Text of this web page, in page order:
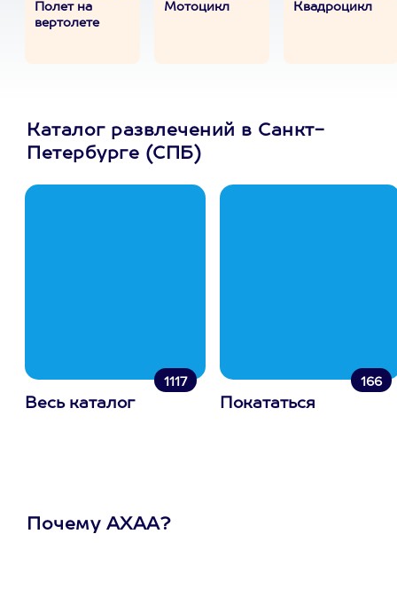
Полет на
вертолете
Мотоцикл
Квадроцикл
Каталог развлечений в Санкт-
Петербурге (СПБ)
1117
Весь каталог
166
Покататься
Почему АХАА?